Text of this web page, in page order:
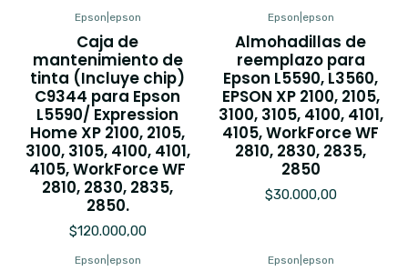
Epson epson
Caja de
mantenimiento de
tinta (Incluye chip)
C9344 para Epson
L5590/ Expression
Home XP 2100, 2105,
3100, 3105, 4100, 4101,
4105, WorkForce WF
2810, 2830, 2835,
2850.
$120.000,00
Epson epson
Almohadillas de
reemplazo para
Epson L5590, L3560,
EPSON XP 2100, 2105,
3100, 3105, 4100, 4101,
4105, WorkForce WF
2810, 2830, 2835,
2850
$30.000,00
Epson epson Epson epson